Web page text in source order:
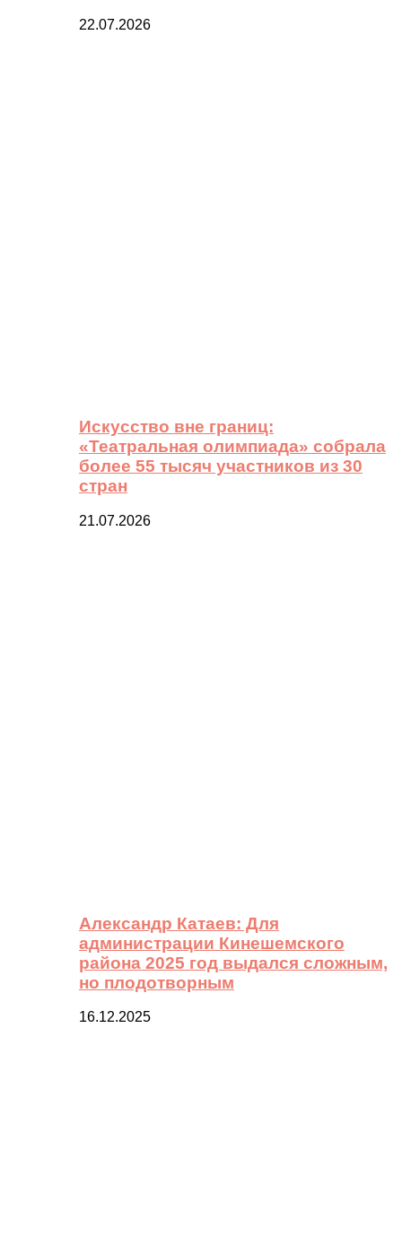
22.07.2026
Искусство вне границ:
«Театральная олимпиада» собрала
более 55 тысяч участников из 30
стран
21.07.2026
Александр Катаев: Для
администрации Кинешемского
района 2025 год выдался сложным,
но плодотворным
16.12.2025